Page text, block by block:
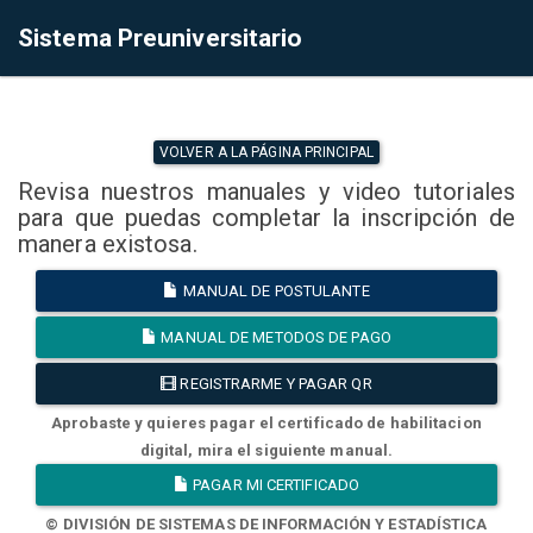
Sistema Preuniversitario
VOLVER A LA PÁGINA PRINCIPAL
Revisa nuestros manuales y video tutoriales
para que puedas completar la inscripción de
manera existosa.
MANUAL DE POSTULANTE
MANUAL DE METODOS DE PAGO
REGISTRARME Y PAGAR QR
Aprobaste y quieres pagar el certificado de habilitacion
digital, mira el siguiente manual.
PAGAR MI CERTIFICADO
© DIVISIÓN DE SISTEMAS DE INFORMACIÓN Y ESTADÍSTICA